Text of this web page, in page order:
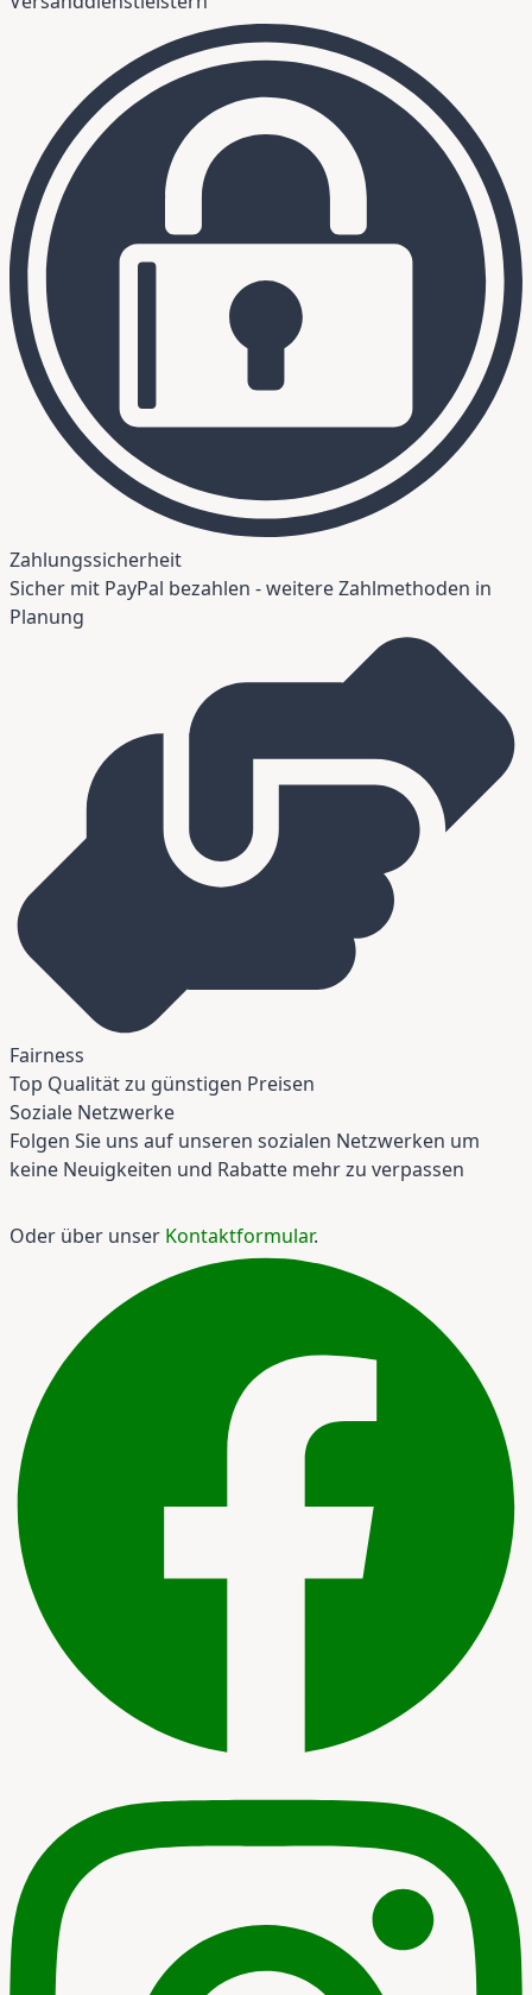
Zahlungssicherheit
Sicher mit PayPal bezahlen - weitere Zahlmethoden in
Planung
Fairness
Top Qualität zu günstigen Preisen
Soziale Netzwerke
Folgen Sie uns auf unseren sozialen Netzwerken um
keine Neuigkeiten und Rabatte mehr zu verpassen
Oder über unser Kontaktformular.